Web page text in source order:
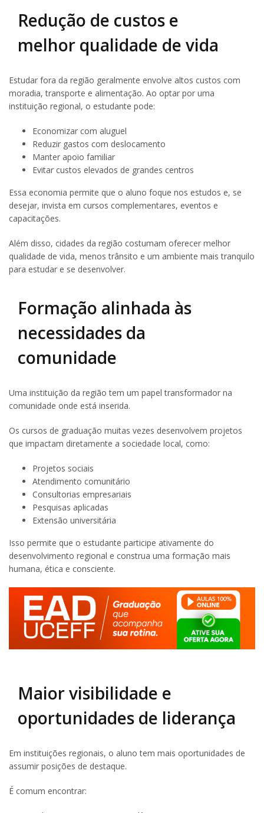
Redução de custos e
melhor qualidade de vida
Estudar fora da região geralmente envolve altos custos com
moradia, transporte e alimentação. Ao optar por uma
instituição regional, o estudante pode:
Economizar com aluguel
Reduzir gastos com deslocamento
Manter apoio familiar
Evitar custos elevados de grandes centros
Essa economia permite que o aluno foque nos estudos e, se
desejar, invista em cursos complementares, eventos e
capacitações.
Além disso, cidades da região costumam oferecer melhor
qualidade de vida, menos trânsito e um ambiente mais tranquilo
para estudar e se desenvolver.
Formação alinhada às
necessidades da
comunidade
Uma instituição da região tem um papel transformador na
comunidade onde está inserida.
Os cursos de graduação muitas vezes desenvolvem projetos
que impactam diretamente a sociedade local, como:
Projetos sociais
Atendimento comunitário
Consultorias empresariais
Pesquisas aplicadas
Extensão universitária
Isso permite que o estudante participe ativamente do
desenvolvimento regional e construa uma formação mais
humana, ética e consciente.
Maior visibilidade e
oportunidades de liderança
Em instituições regionais, o aluno tem mais oportunidades de
assumir posições de destaque.
É comum encontrar: